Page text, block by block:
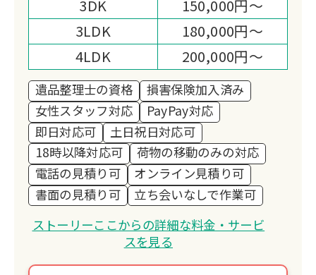
3DK
150,000円～
3LDK
180,000円～
4LDK
200,000円～
遺品整理士の資格
損害保険加入済み
女性スタッフ対応
PayPay対応
即日対応可
土日祝日対応可
18時以降対応可
荷物の移動のみの対応
電話の見積り可
オンライン見積り可
書面の見積り可
立ち会いなしで作業可
ストーリーここからの詳細な料金・サービ
スを見る